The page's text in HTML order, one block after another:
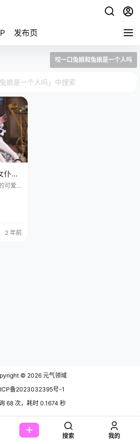
发布页
咬一口兔娘和兔娘是一个人吗
仆
可爱
相当
取
开。
2 年前
© 2026 元气领域
备2023032395号-1
68 次，耗时 0.1674 秒
搜索 我的